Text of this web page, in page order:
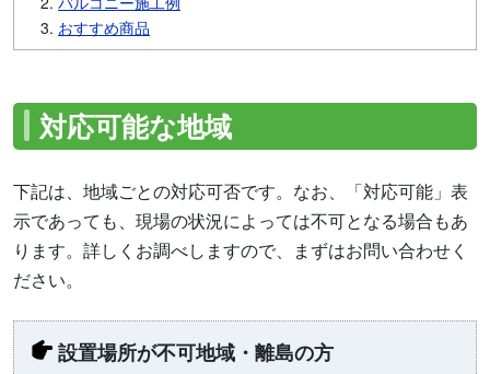
おすすめ商品
対応可能な地域
下記は、地域ごとの対応可否です。なお、「対応可能」表
示であっても、現場の状況によっては不可となる場合もあ
ります。詳しくお調べしますので、まずはお問い合わせく
ださい。
設置場所が不可地域・離島の方